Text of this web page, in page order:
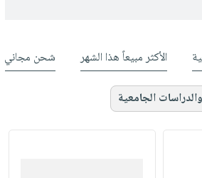
الأكثر مبيعاً هذا الشهر شحن مجاني
الجامعية